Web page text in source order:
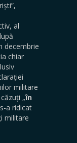
al
decembrie
chiar
militare
căzuți „în
a ridicat
militare